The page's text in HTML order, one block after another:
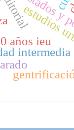
años ieu
estudios
intermedia